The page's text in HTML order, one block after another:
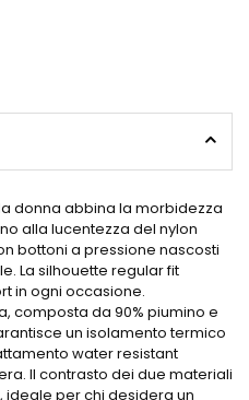
donna abbina la morbidezza
alla lucentezza del nylon
bottoni a pressione nascosti
La silhouette regular fit
in ogni occasione.
composta da 90% piumino e
un isolamento termico
water resistant
Il contrasto dei due materiali
per chi desidera un